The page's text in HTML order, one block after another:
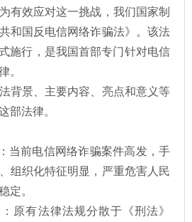
有效应对这一挑战，我们国家制
和国反电信网络诈骗法》。该法
施行，是我国首部专门针对电信
。
背景、主要内容、亮点和意义等
部法律。
当前电信网络诈骗案件高发，手
组织化特征明显，严重危害人民
定。
原有法律法规分散于《刑法》